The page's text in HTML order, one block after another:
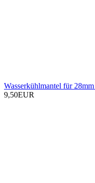
Wasserkühlmantel für
9,50EUR